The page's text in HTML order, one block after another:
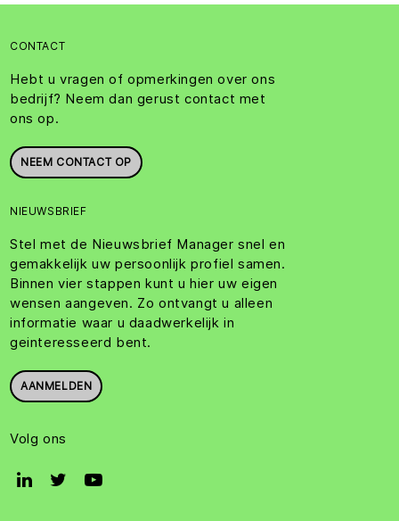
CONTACT
Hebt u vragen of opmerkingen over ons
bedrijf? Neem dan gerust contact met
ons op.
NEEM CONTACT OP
NIEUWSBRIEF
Stel met de Nieuwsbrief Manager snel en
gemakkelijk uw persoonlijk profiel samen.
Binnen vier stappen kunt u hier uw eigen
wensen aangeven. Zo ontvangt u alleen
informatie waar u daadwerkelijk in
geinteresseerd bent.
AANMELDEN
Volg ons